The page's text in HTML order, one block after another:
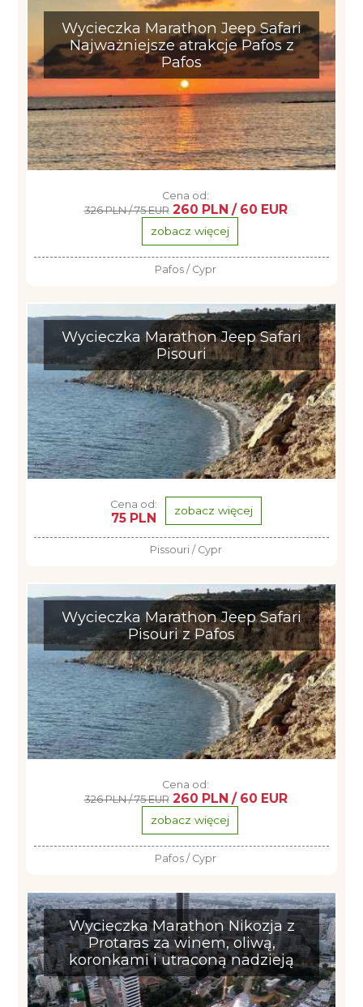
Wycieczka Marathon Jeep Safari
Najważniejsze atrakcje Pafos z
Pafos
Cena od:
326 PLN / 75 EUR 260 PLN / 60 EUR
zobacz więcej
Pafos / Cypr
Wycieczka Marathon Jeep Safari
Pisouri
Cena od:
75 PLN zobacz więcej
Pissouri / Cypr
Wycieczka Marathon Jeep Safari
Pisouri z Pafos
Cena od:
326 PLN / 75 EUR 260 PLN / 60 EUR
zobacz więcej
Pafos / Cypr
Wycieczka Marathon Nikozja z
Protaras za winem, oliwą,
koronkami i utraconą nadzieją